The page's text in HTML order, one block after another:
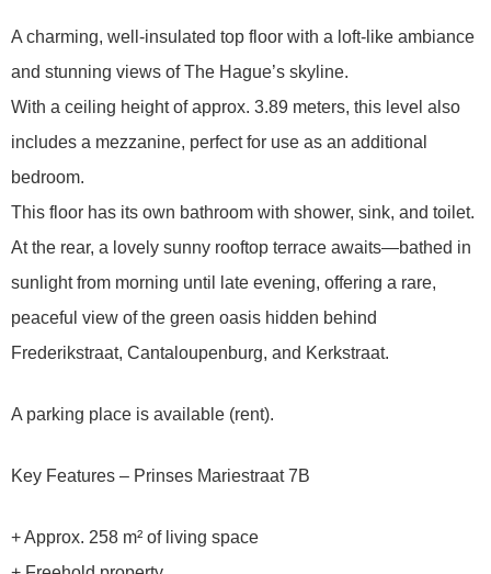
A charming, well-insulated top floor with a loft-like ambiance
and stunning views of The Hague’s skyline.
With a ceiling height of approx. 3.89 meters, this level also
includes a mezzanine, perfect for use as an additional
bedroom.
This floor has its own bathroom with shower, sink, and toilet.
At the rear, a lovely sunny rooftop terrace awaits—bathed in
sunlight from morning until late evening, offering a rare,
peaceful view of the green oasis hidden behind
Frederikstraat, Cantaloupenburg, and Kerkstraat.
A parking place is available (rent).
Key Features – Prinses Mariestraat 7B
+ Approx. 258 m² of living space